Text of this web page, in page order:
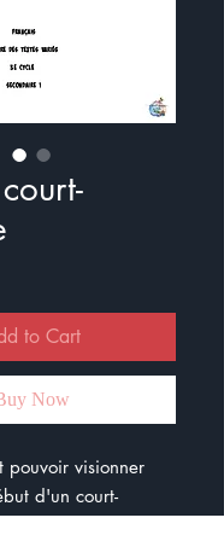
to Cart
Now
pouvoir visionner
d'un court-